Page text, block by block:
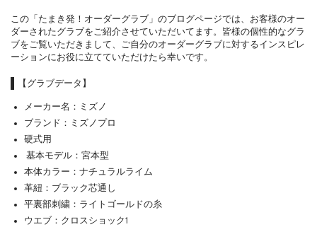
この「たまき発！オーダーグラブ」のブログページでは、お客様のオー
ダーされたグラブをご紹介させていただいてます。皆様の個性的なグラ
ブをご覧いただきまして、ご自分のオーダーグラブに対するインスピレ
ーションにお役に立てていただけたら幸いです。
【グラブデータ】
メーカー名：ミズノ
ブランド：ミズノプロ
硬式用
基本モデル：宮本型
本体カラー：ナチュラルライム
革紐：ブラック芯通し
平裏部刺繍：ライトゴールドの糸
ウエブ：クロスショック1